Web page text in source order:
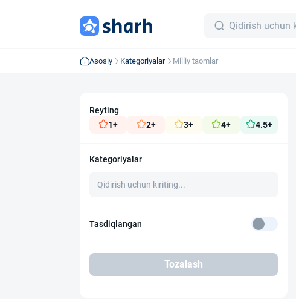
Asosiy Kategoriyalar Milliy taomlar
Reyting
1+
2+ 3+ 4+ 4.5+
Kategoriyalar
Tasdiqlangan
Tozalash